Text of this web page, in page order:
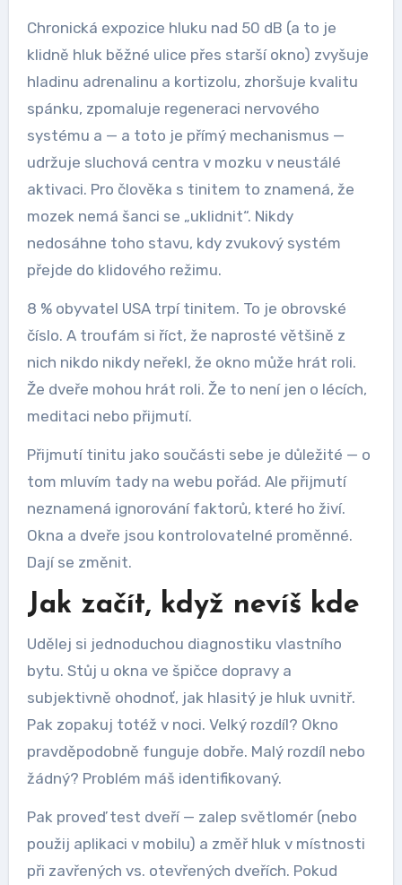
Chronická expozice hluku nad 50 dB (a to je
klidně hluk běžné ulice přes starší okno) zvyšuje
hladinu adrenalinu a kortizolu, zhoršuje kvalitu
spánku, zpomaluje regeneraci nervového
systému a — a toto je přímý mechanismus —
udržuje sluchová centra v mozku v neustálé
aktivaci. Pro člověka s tinitem to znamená, že
mozek nemá šanci se „uklidnit“. Nikdy
nedosáhne toho stavu, kdy zvukový systém
přejde do klidového režimu.
8 % obyvatel USA trpí tinitem. To je obrovské
číslo. A troufám si říct, že naprosté většině z
nich nikdo nikdy neřekl, že okno může hrát roli.
Že dveře mohou hrát roli. Že to není jen o lécích,
meditaci nebo přijmutí.
Přijmutí tinitu jako součásti sebe je důležité — o
tom mluvím tady na webu pořád. Ale přijmutí
neznamená ignorování faktorů, které ho živí.
Okna a dveře jsou kontrolovatelné proměnné.
Dají se změnit.
Jak začít, když nevíš kde
Udělej si jednoduchou diagnostiku vlastního
bytu. Stůj u okna ve špičce dopravy a
subjektivně ohodnoť, jak hlasitý je hluk uvnitř.
Pak zopakuj totéž v noci. Velký rozdíl? Okno
pravděpodobně funguje dobře. Malý rozdíl nebo
žádný? Problém máš identifikovaný.
Pak proveď test dveří — zalep světlomér (nebo
použij aplikaci v mobilu) a změř hluk v místnosti
při zavřených vs. otevřených dveřích. Pokud